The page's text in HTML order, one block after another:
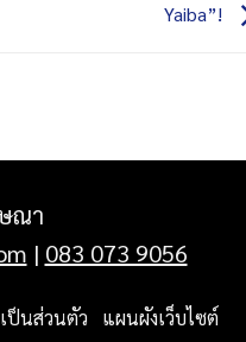
Yaiba”!
ณา
| 083 073 9056
ป็นส่วนตัว แผนผังเว็บไซต์